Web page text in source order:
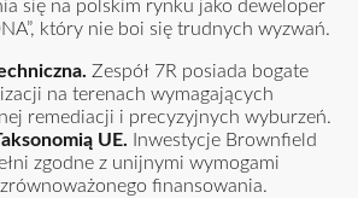
się na polskim rynku jako deweloper
który nie boi się trudnych wyzwań.
Zespół 7R posiada bogate
na terenach wymagających
remediacji i precyzyjnych wyburzeń.
UE. Inwestycje Brownfield
zgodne z unijnymi wymogami
finansowania.